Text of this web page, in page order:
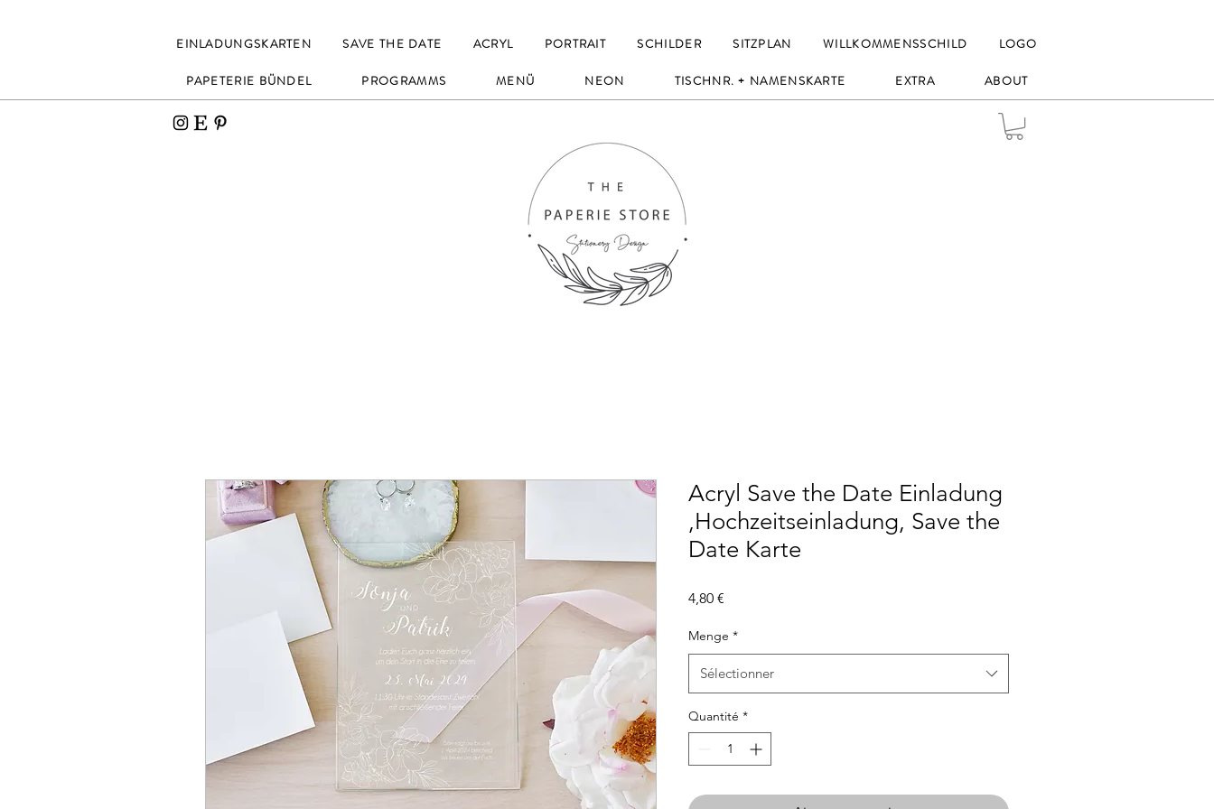
EINLADUNGSKARTEN SAVE THE DATE ACRYL PORTRAIT SCHILDER SITZPLAN WILLKOMMENSSCHILD LOGO
PAPETERIE BÜNDEL PROGRAMMS MENÜ NEON TISCHNR. + NAMENSKARTE EXTRA ABOUT
Acryl Save the Date Einladung
,Hochzeitseinladung, Save the
Date Karte
4,80 €
Menge *
Sélectionner
Quantité *